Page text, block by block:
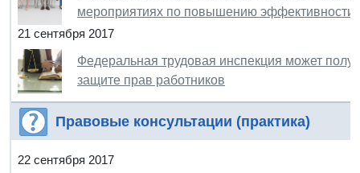
мероприятиях по повышению эффективности
21 сентября 2017
Федеральная трудовая инспекция может
защите прав работников
Правовые консультации (практика)
22 сентября 2017